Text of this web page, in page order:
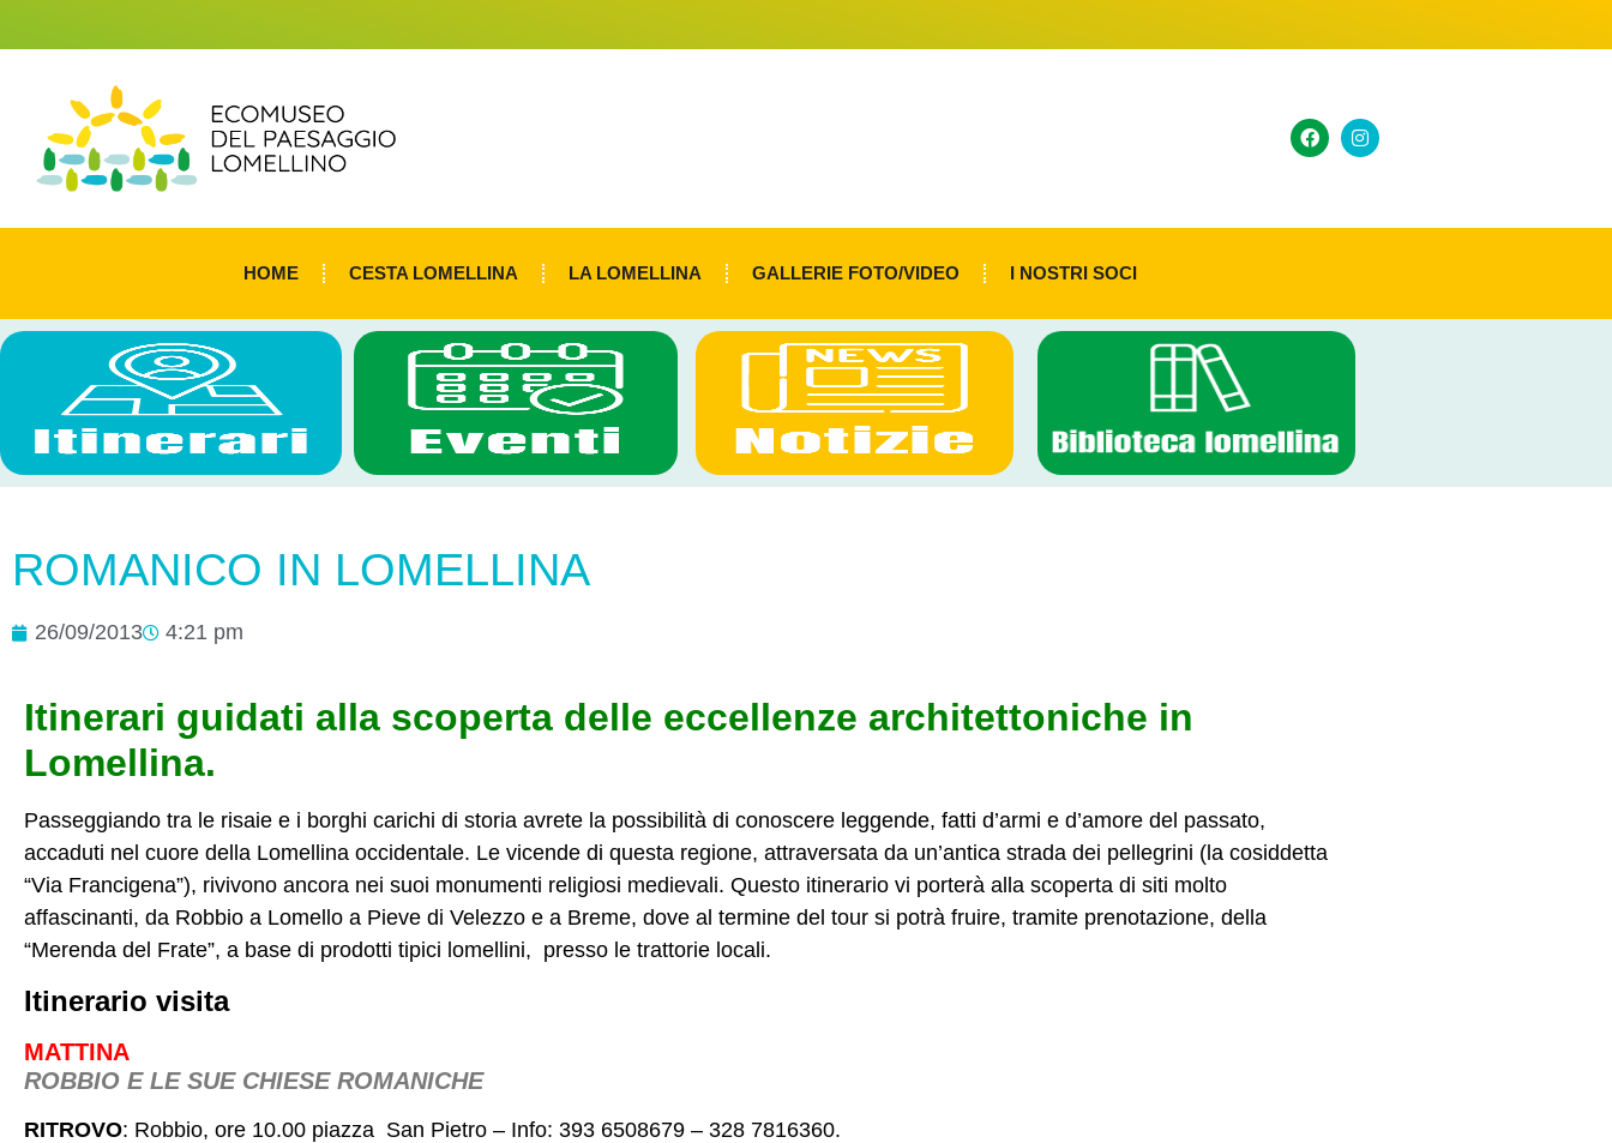
HOME CESTA LOMELLINA LA LOMELLINA GALLERIE FOTO/VIDEO I NOSTRI SOCI
ROMANICO IN LOMELLINA
26/09/2013 4:21 pm
Itinerari guidati alla scoperta delle eccellenze architettoniche in
Lomellina.
Passeggiando tra le risaie e i borghi carichi di storia avrete la possibilità di conoscere leggende, fatti d’armi e d’amore del passato,
accaduti nel cuore della Lomellina occidentale. Le vicende di questa regione, attraversata da un’antica strada dei pellegrini (la cosiddetta
“Via Francigena”), rivivono ancora nei suoi monumenti religiosi medievali. Questo itinerario vi porterà alla scoperta di siti molto
affascinanti, da Robbio a Lomello a Pieve di Velezzo e a Breme, dove al termine del tour si potrà fruire, tramite prenotazione, della
“Merenda del Frate”, a base di prodotti tipici lomellini, presso le trattorie locali.
Itinerario visita
MATTINA
ROBBIO E LE SUE CHIESE ROMANICHE
RITROVO: Robbio, ore 10.00 piazza San Pietro – Info: 393 6508679 – 328 7816360.